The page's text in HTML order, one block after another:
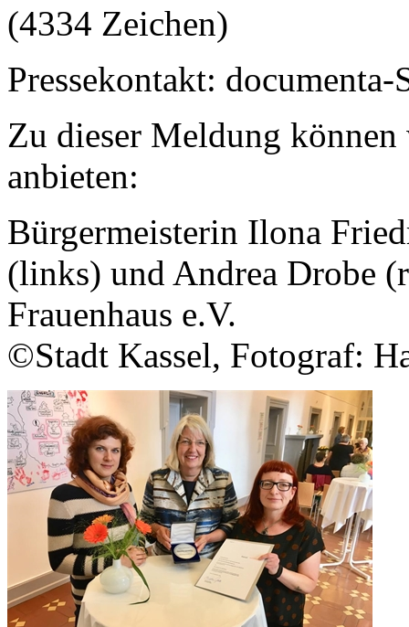
(4334 Zeichen)
Pressekontakt:
Zu dieser Meldung
anbieten:
Bürgermeisterin Ilona
(links) und Andrea Drobe
Frauenhaus e.V.
©Stadt Kassel, Fotograf: